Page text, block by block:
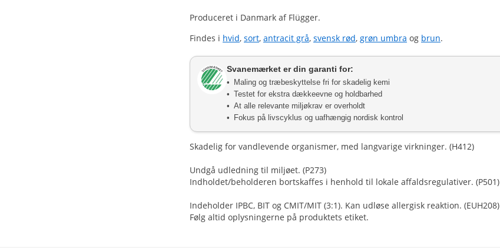
Produceret i Danmark af Flügger.
Findes i hvid, sort, antracit grå, svensk rød, grøn umbra og brun
Svanemærket er din garanti for:
Maling og træbeskyttelse fri for skadelig kemi
Testet for ekstra dækkeevne og holdbarhed
At alle relevante miljøkrav er overholdt
Fokus på livscyklus og uafhængig nordisk kontrol
Skadelig for vandlevende organismer, med langvarige virkninger. (H412)
Undgå udledning til miljøet. (P273)
Indholdet/beholderen bortskaffes i henhold til lokale affaldsregulativer. (P501)
Indeholder IPBC, BIT og CMIT/MIT (3:1). Kan udløse allergisk reaktion. (EUH208)
Følg altid oplysningerne på produktets etiket.